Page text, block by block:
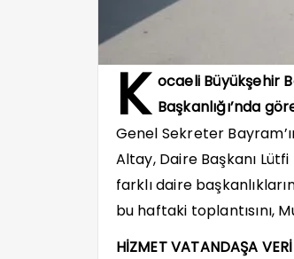
K ocaeli Büyükşehir
Başkanlığı’nda
Genel Sekreter
Altay, Daire Başkanı
farklı daire
bu haftaki toplantısını,
HİZMET VATANDAŞA